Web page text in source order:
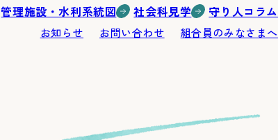
管理施設・水利系統図 社会科見学 守り人コラム
お知らせ お問い合わせ 組合員のみなさまへ